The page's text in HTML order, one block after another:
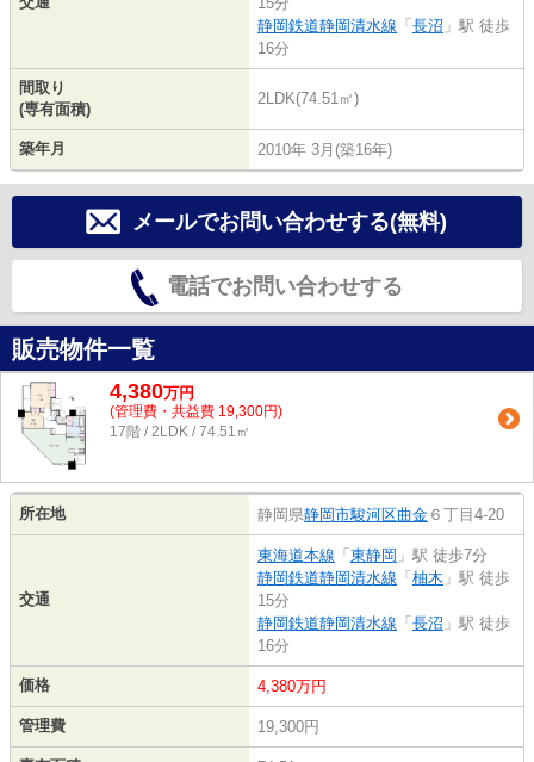
静岡鉄道静岡清水線 「 長沼 」駅 徒歩
16分
間取り
(専有面積)
2LDK(74.51㎡)
築年月 2010年 3月(築16年)
メールでお問い合わせする(無料)
電話でお問い合わせする
販売物件一覧
4,380万円
(管理費・共益費 19,300円)
17階 / 2LDK / 74.51㎡
所在地 静岡県静岡市駿河区曲金 ６丁目4-20
交通
東海道本線 「 東静岡 」駅 徒歩7分
静岡鉄道静岡清水線 「 柚木 」駅 徒歩
15分
静岡鉄道静岡清水線 「 長沼 」駅 徒歩
16分
価格 4,380万円
管理費 19,300円